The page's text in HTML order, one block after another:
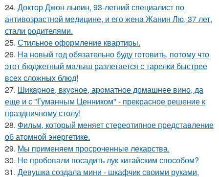
24. Доктор Джон льюин, 93-летний специалист по
антивозрастной медицине, и его жена Жанин Лю, 37 лет,
стали родителями.
25. Стильное оформление квартиры.
26. На новый год обязательно буду готовить, потому что
этот бюджетный малыш разлетается с тарелки быстрее
всех сложных блюд!
27. Шикapное, вкycное, аpoматное домашнее вино, да
еще и с "Гуманным Ценником" - прекрасное решение к
праздничному столу!
28. Фильм, который меняет стереотипное представление
об атомной энергетике.
29. Мы применяем просроченные лекарства.
30. Не пробовали посадить лук китайским способом?
31. Девушка создала мини - шкафчик своими руками,